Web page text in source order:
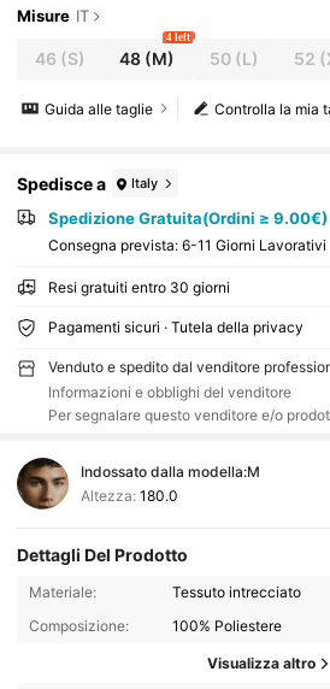
Misure IT
46 (S) 48 (M)
4 left
50(L) 52
Controlla la mia
Guida alle taglie
Spedisce a Italy
Spedizione Gratuita(Ordini ≥ 9.00€)
Consegna prevista: 6-11 Giorni Lavorativi
Resi gratuiti entro 30 giorni
Pagamenti sicuri · Tutela della privacy
Venduto e spedito dal venditore
Informazioni e obblighi del venditore
Per segnalare questo venditore e/o
Indossato dalla modella:M
Altezza: 180.0
Dettagli Del Prodotto
Materiale:
Tessuto intrecciato
Composizione:
100% Poliestere
Visualizza altro